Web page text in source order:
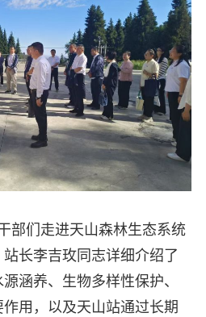
们走进天山森林生态系统
长李吉玫同志详细介绍了
涵养、生物多样性保护、
用，以及天山站通过长期